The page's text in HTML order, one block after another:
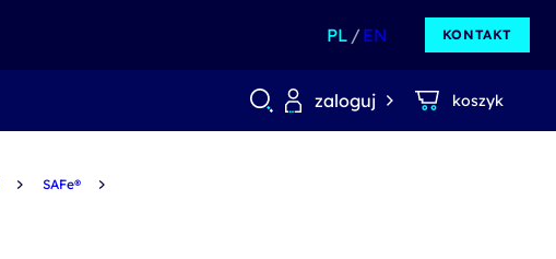
PL EN KONTAKT
zaloguj koszyk
SAFe®